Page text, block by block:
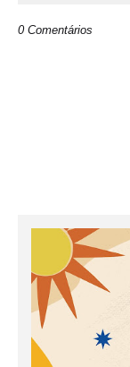
0 Comentários